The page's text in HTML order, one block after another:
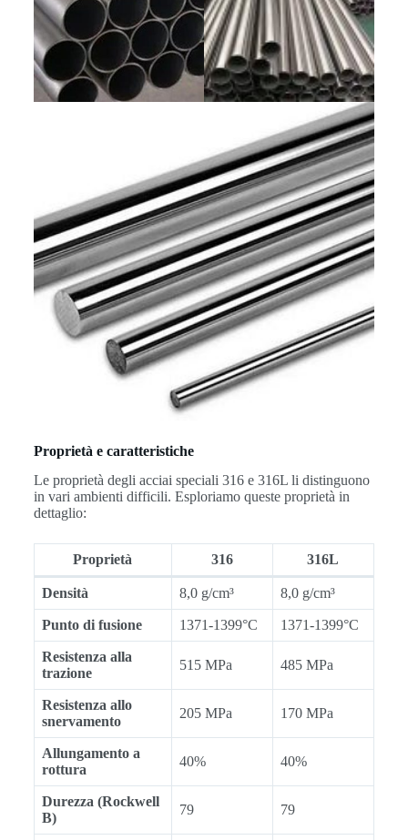
Proprietà e caratteristiche
Le proprietà degli acciai speciali 316 e 316L li distinguono
in vari ambienti difficili. Esploriamo queste proprietà in
dettaglio:
Proprietà 316 316L
Densità 8,0 g/cm³ 8,0 g/cm³
Punto di fusione 1371-1399°C 1371-1399°C
Resistenza alla
trazione
515 MPa 485 MPa
Resistenza allo
snervamento
205 MPa 170 MPa
Allungamento a
rottura
40% 40%
Durezza (Rockwell
B)
79 79